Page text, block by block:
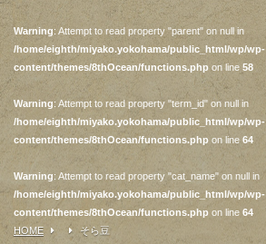
Warning: Attempt to read property "parent" on null in
/home/eighth/miyako.yokohama/public_html/wp/wp-
content/themes/8thOcean/functions.php on line 58
Warning: Attempt to read property "term_id" on null in
/home/eighth/miyako.yokohama/public_html/wp/wp-
content/themes/8thOcean/functions.php on line 64
Warning: Attempt to read property "cat_name" on null in
/home/eighth/miyako.yokohama/public_html/wp/wp-
content/themes/8thOcean/functions.php on line 64
HOME
そら豆